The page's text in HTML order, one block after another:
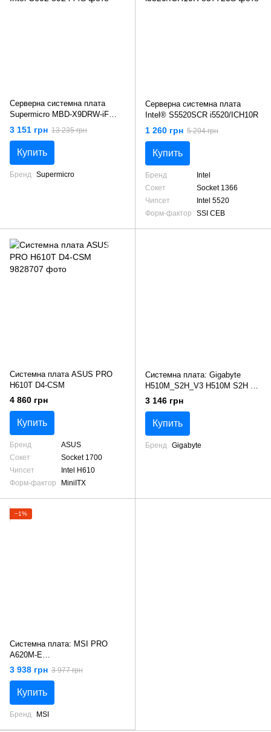
Серверна системна плата
Supermicro MBD-X9DRW-iF
Intel C602
3 151 грн 13 235 грн
Купить
Бренд Supermicro
Серверна системна плата
Intel® S5520SCR i5520/ICH10R
1 260 грн 5 294 грн
Купить
Бренд
Intel
Сокет
Socket 1366
Чипсет
Intel 5520
Форм-фактор
SSI CEB
Системна плата ASUS PRO
H610T D4-CSM
4 860 грн
Купить
Бренд
ASUS
Сокет
Socket 1700
Чипсет
Intel H610
Форм-фактор
MiniITX
Системна плата: Gigabyte
H510M_S2H_V3 H510M S2H V3
s1200 H470 2xDDR4 HDMI DP
3 146 грн
Купить
Бренд Gigabyte
−1%
Системна плата: MSI PRO
A620M-E
sAM5/2DDR5/VGA/HDMI/2PCIe
/1M.2/4 SATA
3 938 грн 3 977 грн
Купить
Бренд MSI